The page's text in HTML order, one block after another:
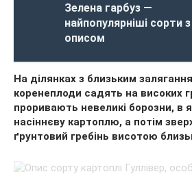
Зелена гарбуз —
найпопулярніші сорти з
описом
На ділянках з близьким
коренеплоди садять на високих
проривають невеликі борозни, в
насіннєву картоплю, а потім
ґрунтовий гребінь висотою